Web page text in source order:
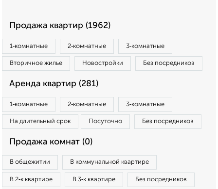
Продажа квартир (1962)
1‑комнатные 2‑комнатные 3‑комнатные
Вторичное жилье Новостройки Без посредников
Аренда квартир (281)
1‑комнатные 2‑комнатные 3‑комнатные
На длительный срок Посуточно Без посредников
Продажа комнат (0)
В общежитии В коммунальной квартире
В 2‑к квартире В 3‑к квартире Без посредников